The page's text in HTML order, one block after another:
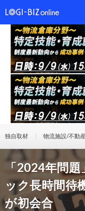
独自取材 物流施設/不動
「2024年問題
ック長時間待
が初会合